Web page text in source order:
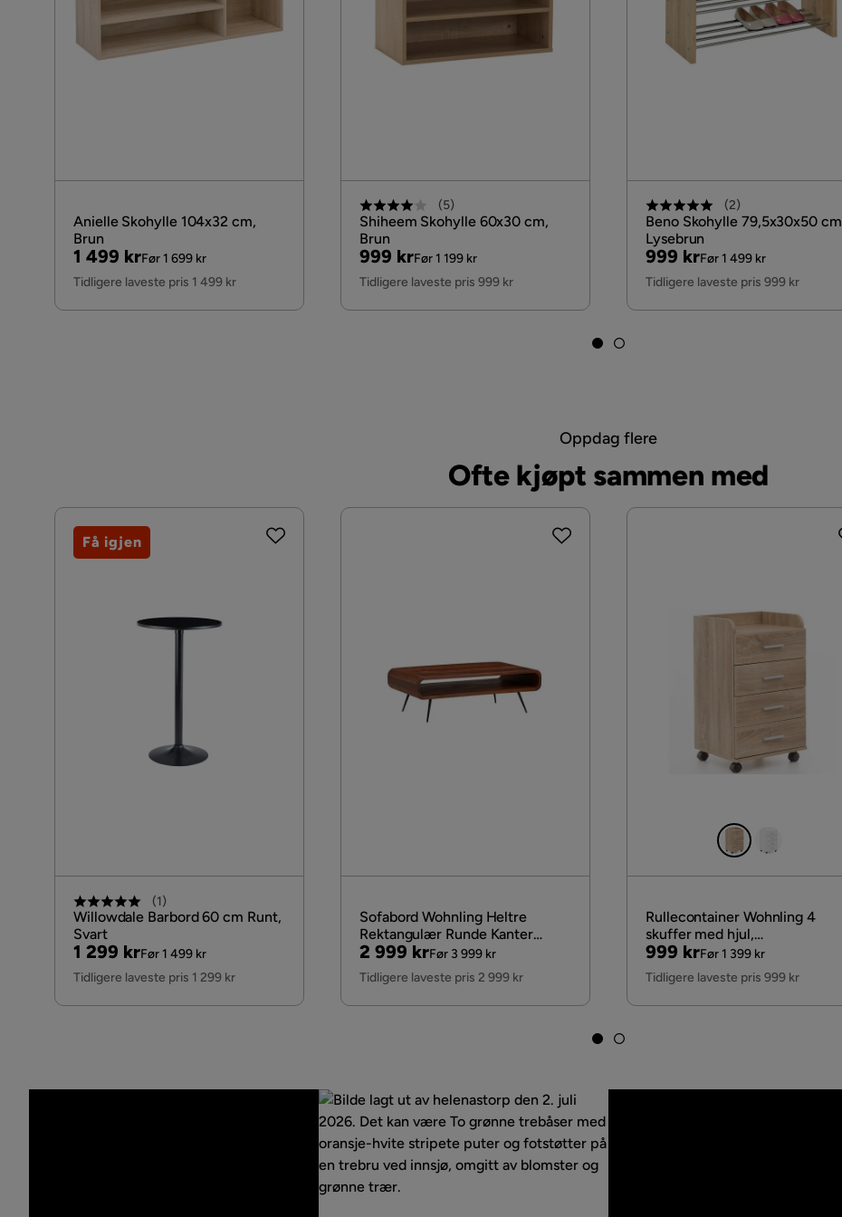
Anielle Skohylle 104x32 cm,
Brun
Pris
1 499 kr
Original
Pris
Før 1 699 kr
Tidligere laveste pris 1 499 kr
(5)
Shiheem Skohylle 60x30 cm,
Brun
Pris
999 kr
Original
Pris
Før 1 199 kr
Tidligere laveste pris 999 kr
(2)
Beno Skohylle 79,5x30x50 cm
Lysebrun
Pris
999 kr
Original
Pris
Før 1 499 kr
Tidligere laveste pris 999 kr
Oppdag flere
Ofte kjøpt sammen med
(1)
Willowdale Barbord 60 cm Runt,
Svart
Pris
1 299 kr
Original
Pris
Før 1 499 kr
Tidligere laveste pris 1 299 kr
Få igjen
Sofabord Wohnling Heltre
Rektangulær Runde Kanter
Landlig Stil
Pris
2 999 kr
Original
Pris
Før 3 999 kr
Tidligere laveste pris 2 999 kr
Rullecontainer Wohnling 4
skuffer med hjul,
oppbevaringsbrett, foliert
sponplate, moderne stil
Sonoma, Sonoma
Pris
999 kr
Original
Pris
Før 1 399 kr
Tidligere laveste pris 999 kr